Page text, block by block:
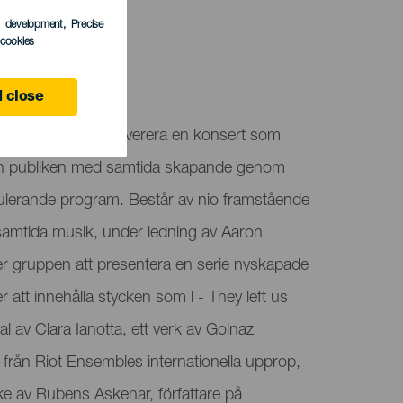
development, Precise
close
Teneriffa för att leverera en konsert som
publiken med samtida skapande genom
program. Består av nio framstående
musik, under ledning av Aaron
gruppen att presentera en serie nyskapade
att innehålla stycken som l - They left us
av Clara Ianotta, ett verk av Golnaz
Riot Ensembles internationella upprop,
av Rubens Askenar, författare på